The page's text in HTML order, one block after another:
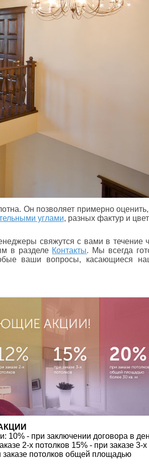
Он позволяет примерно оценить,
углами, разных фактур и
свяжутся с вами в течение
в разделе Контакты. Мы всегда
ваши вопросы, касающиеся
10% - при заключении договора в
2-х потолков 15% - при заказе 3-х
заказе потолков общей площадью